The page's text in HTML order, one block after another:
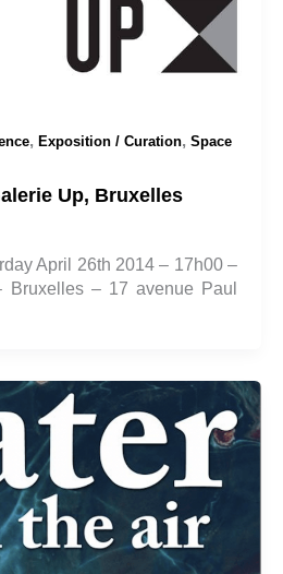
, Exposition / Curation, Space
Up, Bruxelles
April 26th 2014 – 17h00 –
Bruxelles – 17 avenue Paul